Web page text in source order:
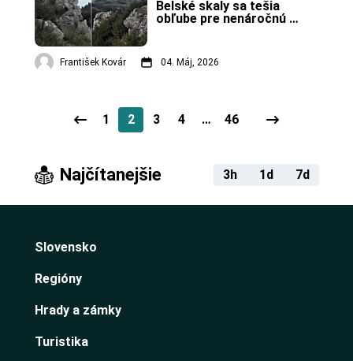
Belské skaly sa tešia
obľube pre nenáročnú
František Kovár 04. Máj, 2026
1 2 3 4 … 46
Najčítanejšie 3h 1d 7d
Slovensko
Regióny
Hrady a zámky
Turistika